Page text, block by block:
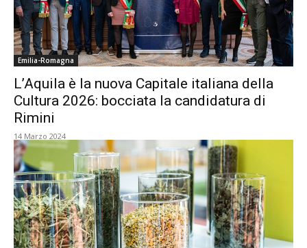
Emilia-Romagna
L’Aquila è la nuova Capitale italiana della
Cultura 2026: bocciata la candidatura di
Rimini
14 Marzo 2024